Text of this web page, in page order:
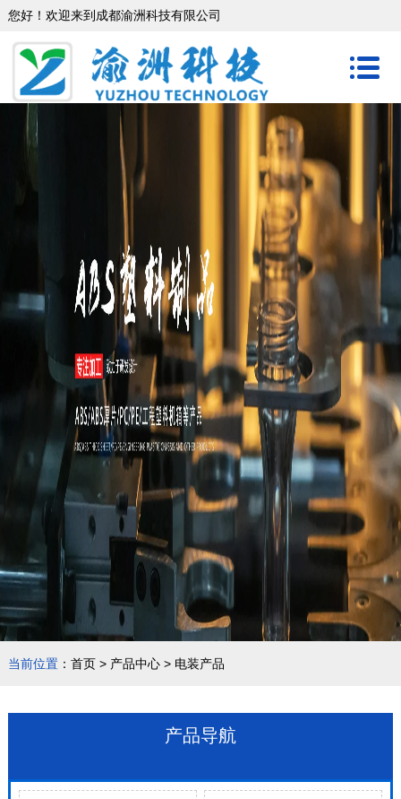
您好！欢迎来到成都渝洲科技有限公司
当前位置： 首页> 产品中心> 电装产品
产品导航